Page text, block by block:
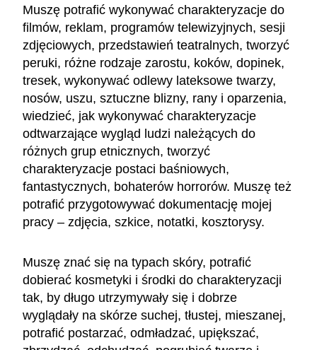
Muszę potrafić wykonywać charakteryzacje do
filmów, reklam, programów telewizyjnych, sesji
zdjęciowych, przedstawień teatralnych, tworzyć
peruki, różne rodzaje zarostu, koków, dopinek,
tresek, wykonywać odlewy lateksowe twarzy,
nosów, uszu, sztuczne blizny, rany i oparzenia,
wiedzieć, jak wykonywać charakteryzacje
odtwarzające wygląd ludzi należących do
różnych grup etnicznych, tworzyć
charakteryzacje postaci baśniowych,
fantastycznych, bohaterów horrorów. Muszę też
potrafić przygotowywać dokumentację mojej
pracy – zdjęcia, szkice, notatki, kosztorysy.
Muszę znać się na typach skóry, potrafić
dobierać kosmetyki i środki do charakteryzacji
tak, by długo utrzymywały się i dobrze
wyglądały na skórze suchej, tłustej, mieszanej,
potrafić postarzać, odmładzać, upiększać,